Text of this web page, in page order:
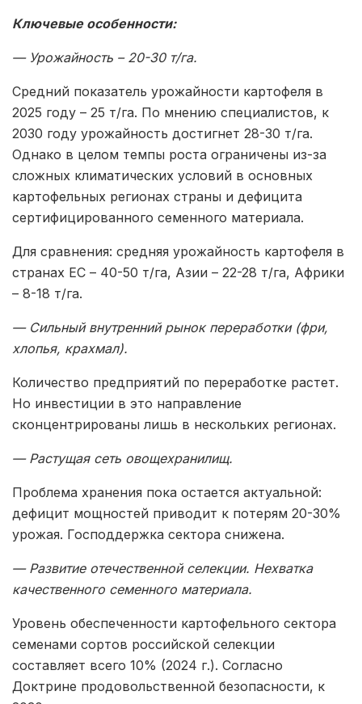
Ключевые особенности:
— Урожайность – 20-30 т/га.
Средний показатель урожайности картофеля в
2025 году – 25 т/га. По мнению специалистов, к
2030 году урожайность достигнет 28-30 т/га.
Однако в целом темпы роста ограничены из-за
сложных климатических условий в основных
картофельных регионах страны и дефицита
сертифицированного семенного материала.
Для сравнения: средняя урожайность картофеля в
странах ЕС – 40-50 т/га, Азии – 22-28 т/га, Африки
– 8-18 т/га.
— Сильный внутренний рынок переработки (фри,
хлопья, крахмал).
Количество предприятий по переработке растет.
Но инвестиции в это направление
сконцентрированы лишь в нескольких регионах.
— Растущая сеть овощехранилищ.
Проблема хранения пока остается актуальной:
дефицит мощностей приводит к потерям 20-30%
урожая. Господдержка сектора снижена.
— Развитие отечественной селекции. Нехватка
качественного семенного материала.
Уровень обеспеченности картофельного сектора
семенами сортов российской селекции
составляет всего 10% (2024 г.). Согласно
Доктрине продовольственной безопасности, к